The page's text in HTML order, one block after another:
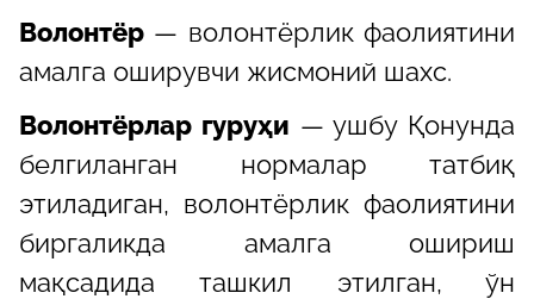
Волонтёр — волонтёрлик фаолиятини
амалга оширувчи жисмоний шахс.
Волонтёрлар гуруҳи — ушбу Қонунда
белгиланган нормалар татбиқ
этиладиган, волонтёрлик фаолиятини
биргаликда амалга ошириш
мақсадида ташкил этилган, ўн